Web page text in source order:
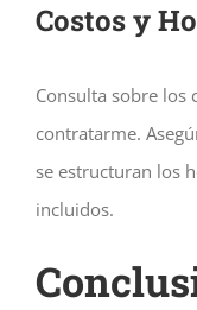
Costos y
Consulta sobre los
contratarme.
se estructuran los
incluidos.